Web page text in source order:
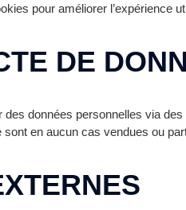
pour améliorer l’expérience
DE
des données personnelles via
en aucun cas vendues ou